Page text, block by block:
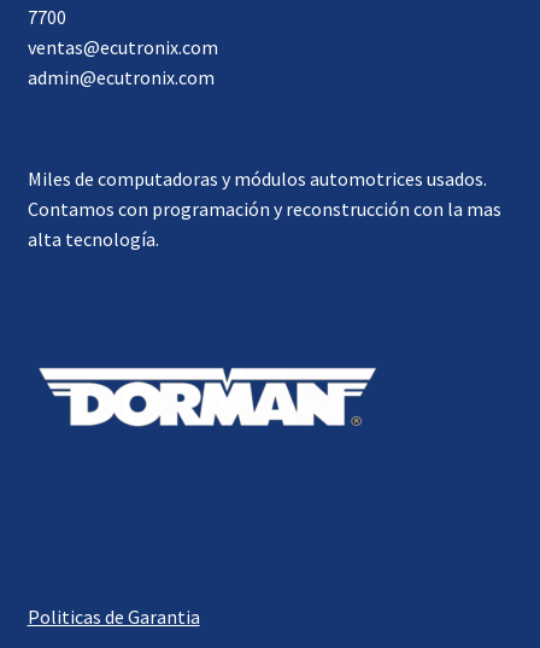
7700
ventas@ecutronix.com
admin@ecutronix.com
Miles de computadoras y módulos automotrices usados.
Contamos con programación y reconstrucción con la mas
alta tecnología.
Politicas de Garantia